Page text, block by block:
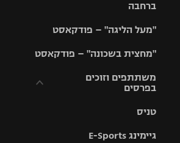
ברחבה
"מעל הליגה" – פודקאסט
"מחצית בשכונה" – פודקאסט
משתתפים וזוכים
בפרסים
וזוכים בפרסים
טניס
גיימינג E-Sports